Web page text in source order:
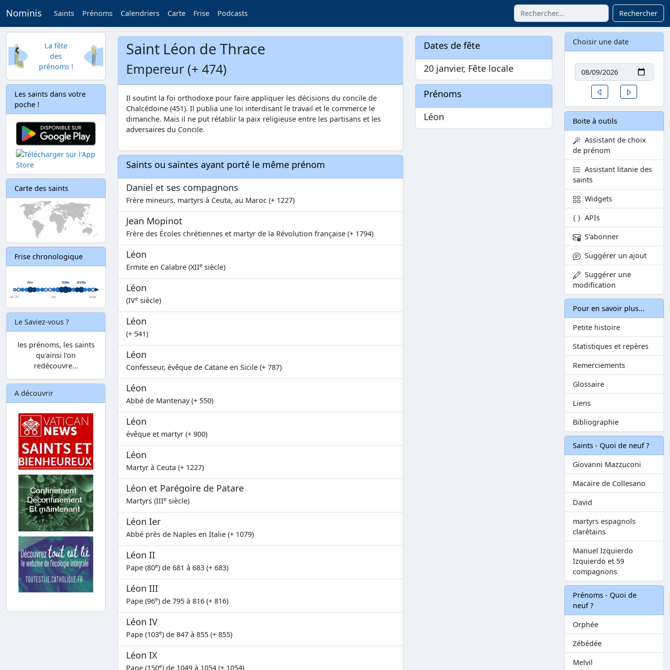
Nominis Saints Prénoms Calendriers Carte Frise Podcasts Rechercher
La fête
des
prénoms !
Les saints dans votre
poche !
Carte des saints
Frise chronologique
Le Saviez-vous ?
les prénoms, les saints
qu'ainsi l'on
redécouvre...
A découvrir
Saint Léon de Thrace
Empereur (+ 474)
Il soutint la foi orthodoxe pour faire appliquer les décisions du concile de
Chalcédoine (451). Il publia une loi interdisant le travail et le commerce le
dimanche. Mais il ne put rétablir la paix religieuse entre les partisans et les
adversaires du Concile.
Saints ou saintes ayant porté le même prénom
Daniel et ses compagnons
Frère mineurs, martyrs à Ceuta, au Maroc (+ 1227)
Jean Mopinot
Frère des Écoles chrétiennes et martyr de la Révolution française (+ 1794)
Léon
Ermite en Calabre (XIIe siècle)
Léon
(IVe siècle)
Léon
(+ 541)
Léon
Confesseur, évêque de Catane en Sicile (+ 787)
Léon
Abbé de Mantenay (+ 550)
Léon
évêque et martyr (+ 900)
Léon
Martyr à Ceuta (+ 1227)
Léon et Parégoire de Patare
Martyrs (IIIe siècle)
Léon Ier
Abbé près de Naples en Italie (+ 1079)
Léon II
Pape (80e) de 681 à 683 (+ 683)
Léon III
Pape (96e) de 795 à 816 (+ 816)
Léon IV
Pape (103e) de 847 à 855 (+ 855)
Léon IX
Pape (150e) de 1049 à 1054 (+ 1054)
Dates de fête
20 janvier, Fête locale
Prénoms
Léon
Choisir une date
Date
Un jour avant
Boite à outils
Assistant de choix
de prénom
Assistant litanie des
saints
Widgets
APIs
S'abonner
Suggérer un ajout
Suggérer une
modification
Pour en savoir plus...
Petite histoire
Statistiques et repères
Remerciements
Glossaire
Liens
Bibliographie
Saints - Quoi de neuf ?
Giovanni Mazzuconi
Macaire de Collesano
David
martyrs espagnols
clarétains
Manuel Izquierdo
Izquierdo et 59
compagnons
Prénoms - Quoi de
neuf ?
Orphée
Zébédée
Melvil